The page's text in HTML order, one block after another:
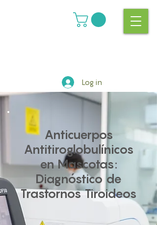
Log in
Anticuerpos
Antitiroglobulínicos
en Mascotas:
Diagnóstico de
Trastornos Tiroideos